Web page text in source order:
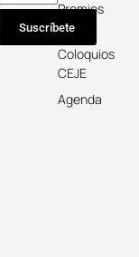
Premios
Keicho
Coloquios
CEJE
Agenda
Suscríbete